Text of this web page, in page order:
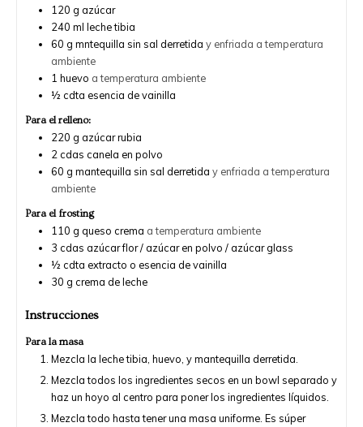
120 g azúcar
240 ml leche tibia
60 g mntequilla sin sal derretida y enfriada a temperatura
ambiente
1 huevo a temperatura ambiente
½ cdta esencia de vainilla
Para el relleno:
220 g azúcar rubia
2 cdas canela en polvo
60 g mantequilla sin sal derretida y enfriada a temperatura
ambiente
Para el frosting
110 g queso crema a temperatura ambiente
3 cdas azúcar flor / azúcar en polvo / azúcar glass
½ cdta extracto o esencia de vainilla
30 g crema de leche
Instrucciones
Para la masa
Mezcla la leche tibia, huevo, y mantequilla derretida.
Mezcla todos los ingredientes secos en un bowl separado y
haz un hoyo al centro para poner los ingredientes líquidos.
Mezcla todo hasta tener una masa uniforme. Es súper